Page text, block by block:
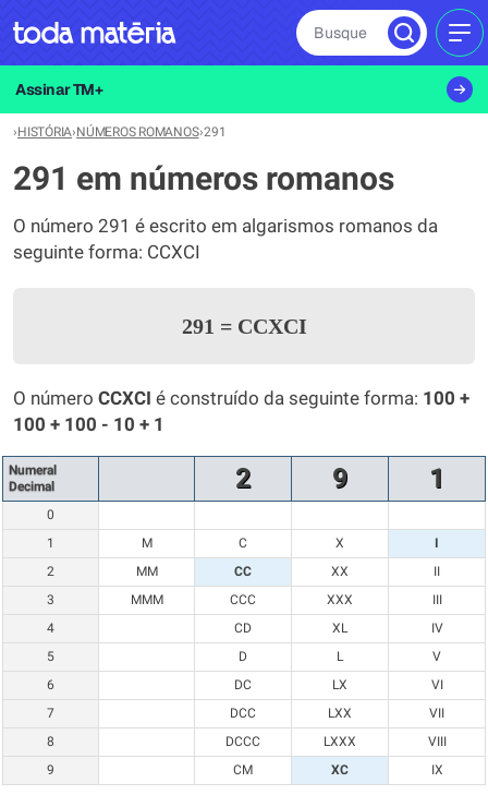
Busque
Assinar TM+
›HISTÓRIA›NÚMEROS ROMANOS›291
291 em números romanos
O número 291 é escrito em algarismos romanos da
seguinte forma: CCXCI
291 =CCXCI
O número CCXCI é construído da seguinte forma: 100 +
100 + 100 - 10 + 1
Numeral
Decimal
2 9 1
0
1
M C X
I
2
MM CC XX
II
3
MMM CCC XXX
III
4
CD XL
IV
5
D L
V
6
DC LX
VI
7
DCC LXX
VII
8
DCCC LXXX
VIII
9
CM XC IX